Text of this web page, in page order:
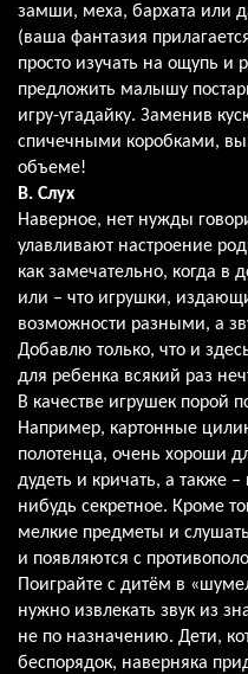
замши, меха, бархата или
(ваша фантазия
просто изучать на ощупь и
предложить малышу
игру-угадайку. Заменив
спичечными коробками, вы
объеме!
В. Слух
Наверное, нет нужды
улавливают настроение
как замечательно, когда в
или – что игрушки,
возможности разными, а
Добавлю только, что и
для ребенка всякий раз
В качестве игрушек порой
Например, картонные
полотенца, очень хороши
дудеть и кричать, а также –
нибудь секретное. Кроме
мелкие предметы и
и появляются с
Поиграйте с дитём в
нужно извлекать звук из
не по назначению. Дети,
беспорядок, наверняка